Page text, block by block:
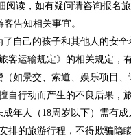
阅读，如有疑问请咨询报名
告知相关事宜。
自己的孩子和其他人的安
客运输规定》的相关规定，
如景交、索道、娱乐项目
行动而产生的不良后果，
年人（18周岁以下）需有
排的旅游行程，不得欺骗隐